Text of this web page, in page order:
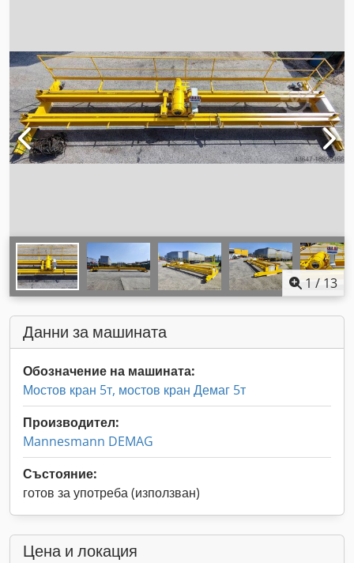
1 / 13
Данни за машината
Обозначение на машината:
Мостов кран 5т, мостов кран Демаг 5т
Производител:
Mannesmann DEMAG
Състояние:
готов за употреба (използван)
Цена и локация